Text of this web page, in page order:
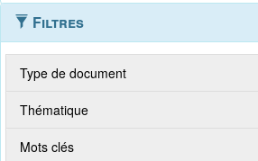
Filtres
Type de document
Thématique
Mots clés